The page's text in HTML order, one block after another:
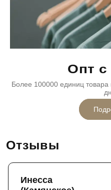
Опт с
Более 100000 единиц
Отзывы
Инесса